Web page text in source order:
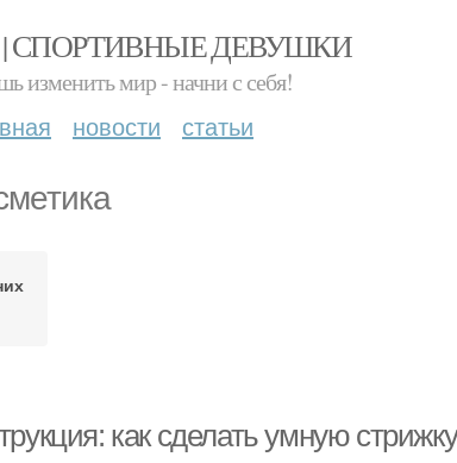
| СПОРТИВНЫЕ ДЕВУШКИ
изменить мир - начни с себя!
новости статьи
как сделать умную